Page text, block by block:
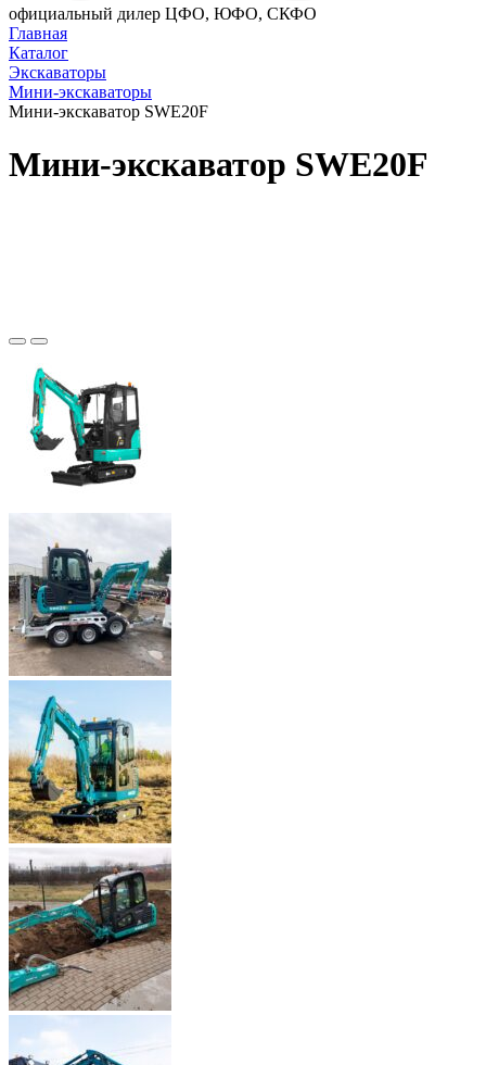
официальный дилер ЦФО, ЮФО, СКФО
Главная
Каталог
Экскаваторы
Мини-экскаваторы
Мини-экскаватор SWE20F
Мини-экскаватор SWE20F